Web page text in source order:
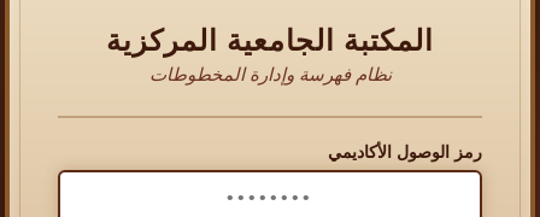
المكتبة الجامعية المركزية
نظام فهرسة وإدارة المخطوطات
رمز الوصول الأكاديمي